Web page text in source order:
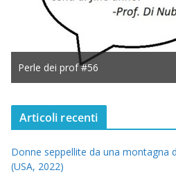
Perle dei prof #56
Articoli recenti
Donne seppellite da una montagna
(USA, 2022)